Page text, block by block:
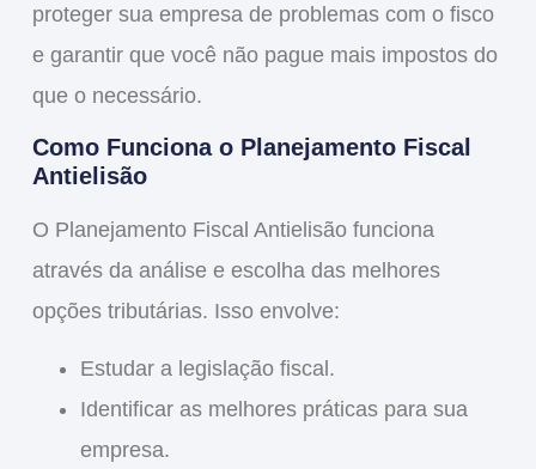
protegersua empresa de problemas com o fisco
e garantir que você não pague mais impostos do
que o necessário.
Como Funciona o Planejamento Fiscal
Antielisão
O Planejamento Fiscal Antielisãofunciona
através da análise e escolha das melhores
opções tributárias. Isso envolve:
Estudara legislação fiscal.
Identificaras melhores práticas para sua
empresa.